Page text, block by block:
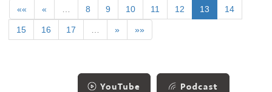
«« « 8 9 10 11 12 13 14
15 16 17 » »»